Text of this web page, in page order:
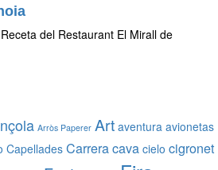
del Restaurant El Mirall de
Arròs Paperer Art aventura avionetas
Capellades Carreracava cielo cigronet